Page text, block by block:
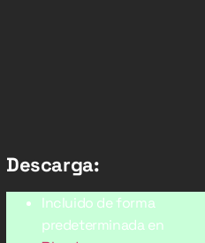
Descarga:
Incluido de forma
predeterminada en